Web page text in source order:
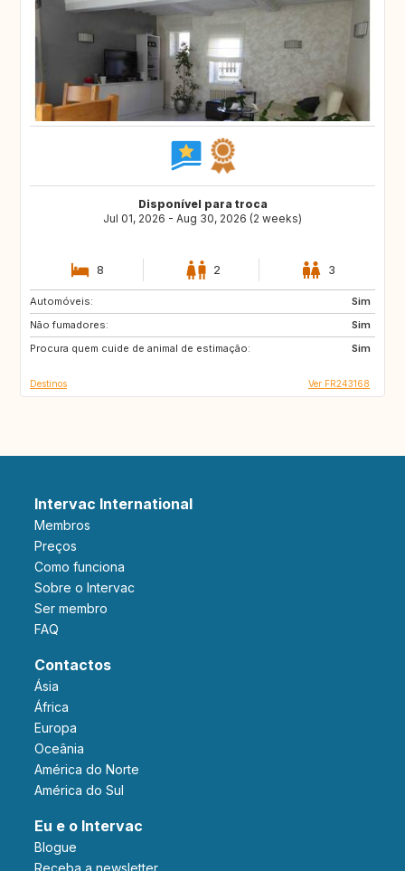
Disponível para troca
Jul 01, 2026 - Aug 30, 2026 (2 weeks)
8 2 3
Automóveis:
Sim
Não fumadores:
Sim
Procura quem cuide de animal de estimação:
Sim
HU
AT
Destinos Ver FR243168
Intervac International
Membros
Preços
Como funciona
Sobre o Intervac
Ser membro
FAQ
Contactos
Ásia
África
Europa
Oceânia
América do Norte
América do Sul
Eu e o Intervac
Blogue
Receba a newsletter